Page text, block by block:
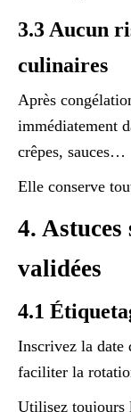
3.3 Aucun
culinaires
Après
immédiatement
crêpes, sauces…
Elle conserve
4.
validées
4.1
Inscrivez la date
faciliter la
Utilisez toujours